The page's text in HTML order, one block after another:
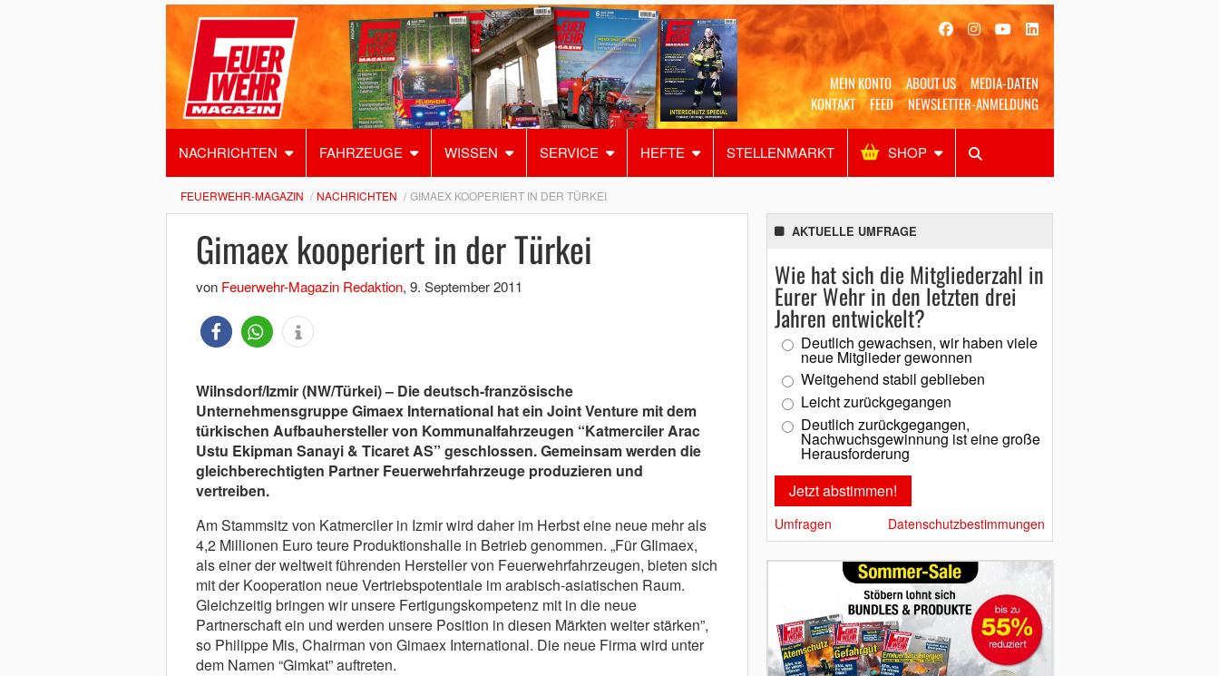
MEIN KONTO ABOUT US
MEDIA-DATEN
KONTAKT
FEED NEWSLETTER-ANMELDUNG
NACHRICHTEN FAHRZEUGE WISSEN SERVICE HEFTE STELLENMARKT SHOP
Alles Shop SUCHEN
FEUERWEHR-MAGAZIN NACHRICHTEN GIMAEX KOOPERIERT IN DER TÜRKEI
Gimaex kooperiert in der Türkei
von Feuerwehr-Magazin Redaktion, 9. September 2011
Wilnsdorf/Izmir (NW/Türkei) – Die deutsch-französische
Unternehmensgruppe Gimaex International hat ein Joint Venture mit dem
türkischen Aufbauhersteller von Kommunalfahrzeugen “Katmerciler Arac
Ustu Ekipman Sanayi & Ticaret AS” geschlossen. Gemeinsam werden die
gleichberechtigten Partner Feuerwehrfahrzeuge produzieren und
vertreiben.
Am Stammsitz von Katmerciler in Izmir wird daher im Herbst eine neue mehr als
4,2 Millionen Euro teure Produktionshalle in Betrieb genommen. „Für GIimaex,
als einer der weltweit führenden Hersteller von Feuerwehrfahrzeugen, bieten sich
mit der Kooperation neue Vertriebspotentiale im arabisch-asiatischen Raum.
Gleichzeitig bringen wir unsere Fertigungskompetenz mit in die neue
Partnerschaft ein und werden unsere Position in diesen Märkten weiter stärken”,
so Philippe Mis, Chairman von Gimaex International. Die neue Firma wird unter
dem Namen “Gimkat” auftreten.
AKTUELLE UMFRAGE
Wie hat sich die Mitgliederzahl in
Eurer Wehr in den letzten drei
Jahren entwickelt?
Deutlich gewachsen, wir haben viele
neue Mitglieder gewonnen
Weitgehend stabil geblieben
Leicht zurückgegangen
Deutlich zurückgegangen,
Nachwuchsgewinnung ist eine große
Herausforderung
Umfragen Datenschutzbestimmungen